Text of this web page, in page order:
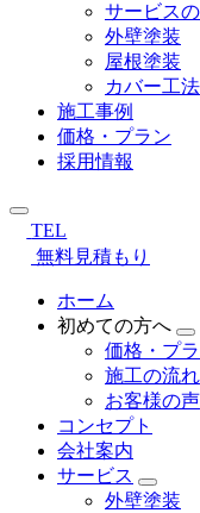
サービス
外壁塗装
屋根塗装
カバー工法
施工事例
価格・プラン
採用情報
TEL
無料見積もり
ホーム
初めての方へ
価格・プ
施工の流れ
お客様の声
コンセプト
会社案内
サービス
外壁塗装